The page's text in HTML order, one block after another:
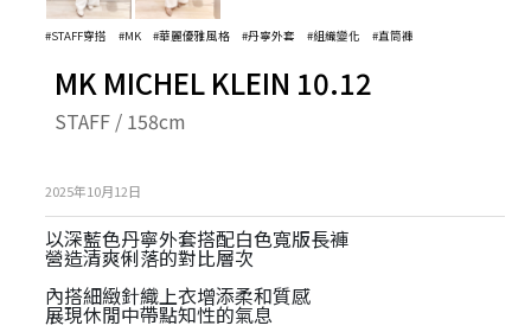
#STAFF穿搭 #MK #華麗優雅風格 #丹寧外套 #組織變化 #直筒褲
MK MICHEL KLEIN 10.12
STAFF / 158cm
2025年10月12日
以深藍色丹寧外套搭配白色寬版長褲
營造清爽俐落的對比層次
內搭細緻針織上衣增添柔和質感
展現休閒中帶點知性的氣息